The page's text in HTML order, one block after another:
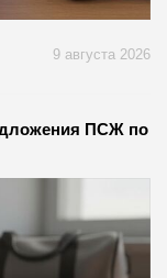
9 августа 2026
ПСЖ по